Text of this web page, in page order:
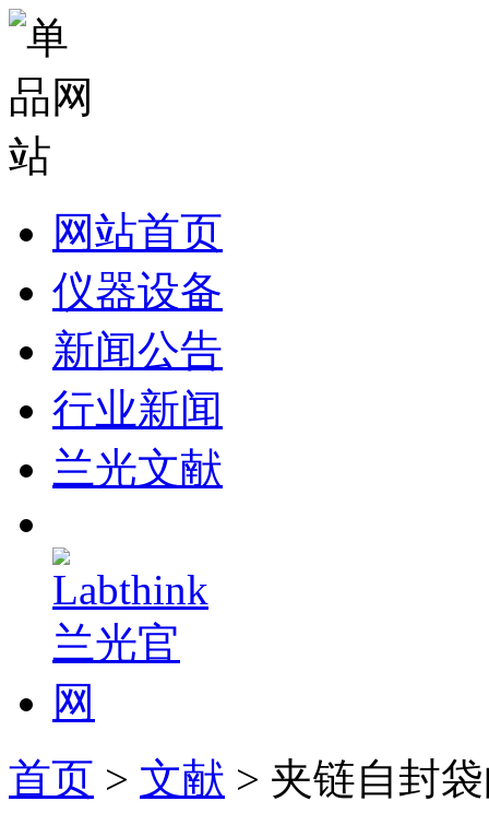
网站首页
仪器设备
新闻公告
行业新闻
兰光文献
首页 > 文献 > 夹链自封